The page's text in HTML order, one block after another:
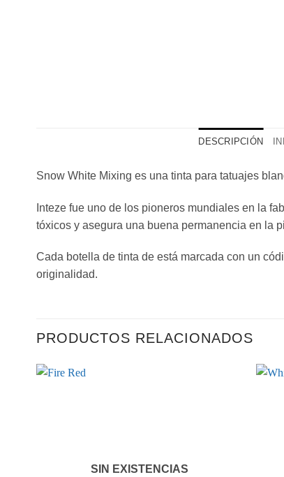
DESCRIPCIÓN
Snow White Mixing es una tinta para tatuajes
Inteze fue uno de los pioneros mundiales en la
tóxicos y asegura una buena permanencia en la
Cada botella de tinta de está marcada con un
originalidad.
PRODUCTOS RELACIONADOS
SIN EXISTENCIAS